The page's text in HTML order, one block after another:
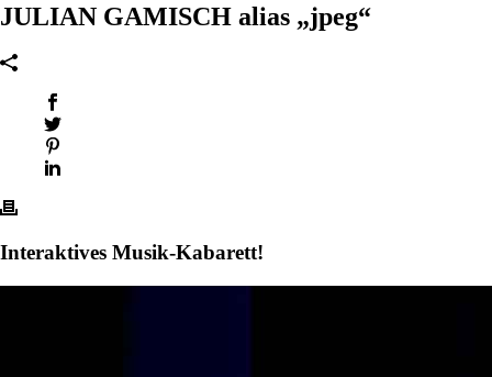
JULIAN GAMISCH alias „jpeg“
Interaktives Musik-Kabarett!